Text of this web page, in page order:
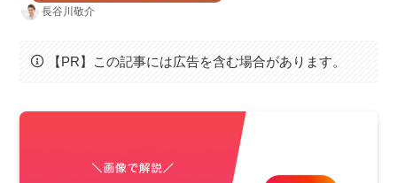
長谷川敬介
【PR】この記事には広告を含む場合があります。